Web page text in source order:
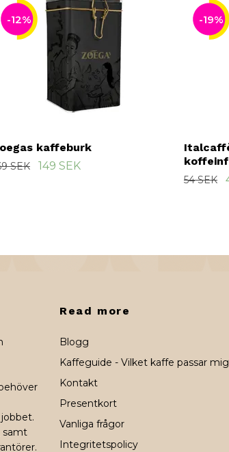
-12%
kaffeburk
SEK 149 SEK
-19%
54 SEK
samt
Read more
Blogg
Kaffeguide - Vilket kaffe passar
Kontakt
Presentkort
Vanliga frågor
Integritetspolicy